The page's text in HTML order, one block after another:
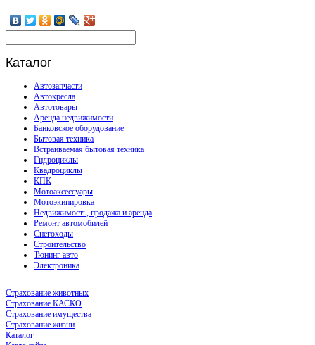
Каталог
Автозапчасти
Автокресла
Автотовары
Аренда недвижимости
Банковское оборудование
Бытовая техника
Встраиваемая бытовая техника
Гидроциклы
Квадроциклы
КПК
Мотоаксессуары
Мотоэкипировка
Недвижимость, продажа и аренда
Ремонт автомобилей
Снегоходы
Строительство
Тюнинг авто
Электроника
Страхование животных
Страхование КАСКО
Страхование имущества
Страхование жизни
Каталог